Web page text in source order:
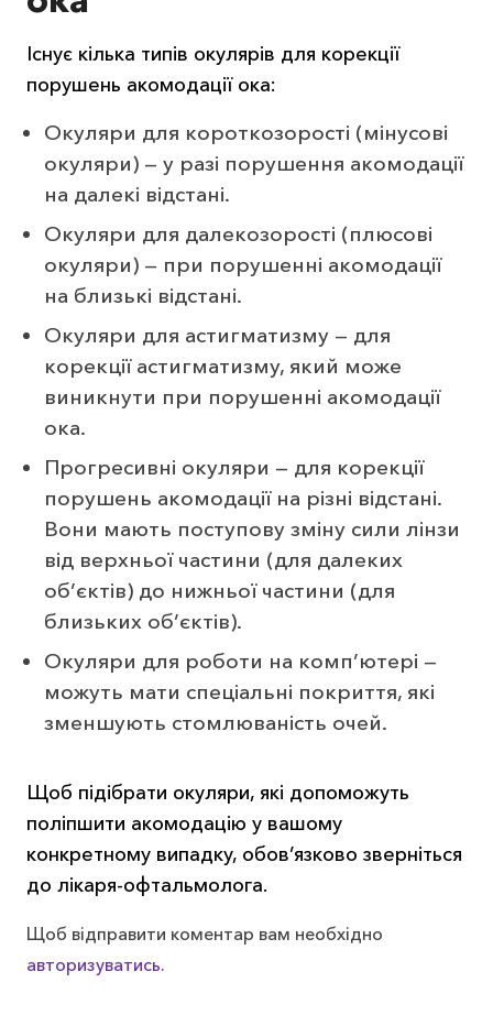
Існує кілька типів окулярів для корекції
порушень акомодації ока:
Окуляри для короткозорості (мінусові
окуляри) — у разі порушення акомодації
на далекі відстані.
Окуляри для далекозорості (плюсові
окуляри) — при порушенні акомодації
на близькі відстані.
Окуляри для астигматизму — для
корекції астигматизму, який може
виникнути при порушенні акомодації
ока.
Прогресивні окуляри — для корекції
порушень акомодації на різні відстані.
Вони мають поступову зміну сили лінзи
від верхньої частини (для далеких
об’єктів) до нижньої частини (для
близьких об’єктів).
Окуляри для роботи на комп’ютері —
можуть мати спеціальні покриття, які
зменшують стомлюваність очей.
Щоб підібрати окуляри, які допоможуть
поліпшити акомодацію у вашому
конкретному випадку, обов’язково зверніться
до лікаря-офтальмолога.
Щоб відправити коментар вам необхідно
авторизуватись.